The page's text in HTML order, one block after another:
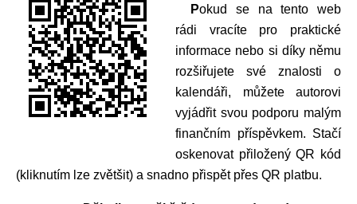
Pokud se na tento web
rádi vracíte pro praktické
informace nebo si díky němu
rozšiřujete své znalosti o
kalendáři, můžete autorovi
vyjádřit svou podporu malým
finančním příspěvkem. Stačí
oskenovat přiložený QR kód
(kliknutím lze zvětšit) a snadno přispět přes QR platbu.